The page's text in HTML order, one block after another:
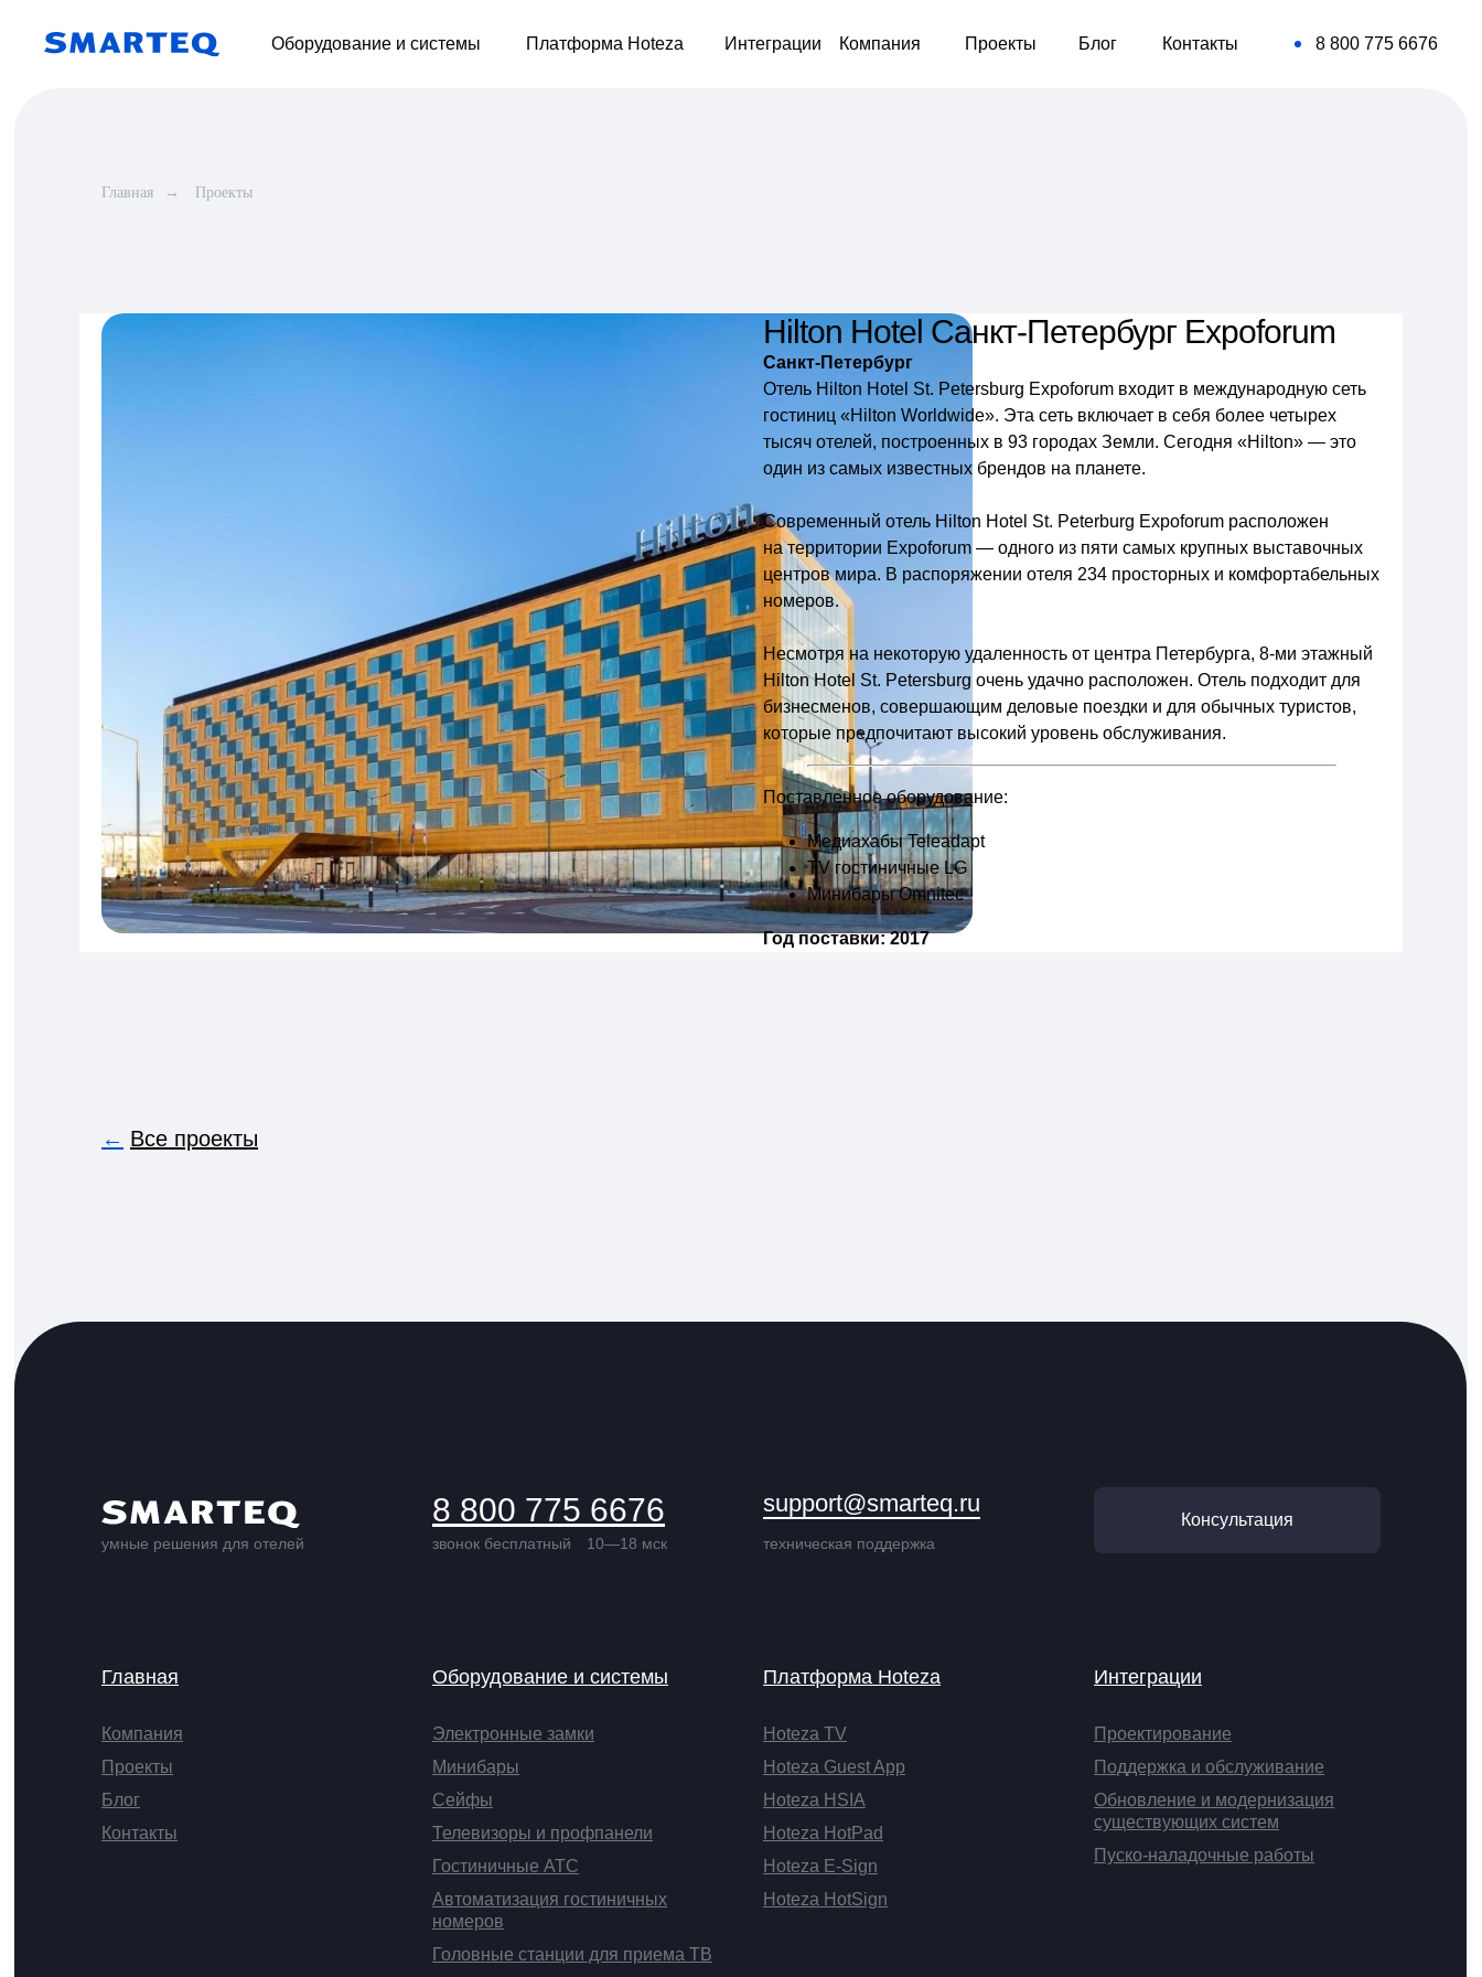
Оборудование и системы Платформа Hoteza Интеграции Контакты 8 800 775 6676
Блог
Проекты
Компания
Главная → Проекты
Hilton Hotel Санкт-Петербург Expoforum
Санкт-Петербург
Отель Hilton Hotel St. Petersburg Expoforum входит в международную сеть
гостиниц «Hilton Worldwide». Эта сеть включает в себя более четырех
тысяч отелей, построенных в 93 городах Земли. Сегодня «Hilton» — это
один из самых известных брендов на планете.
Современный отель Hilton Hotel St. Peterburg Expoforum расположен
на территории Expoforum — одного из пяти самых крупных выставочных
центров мира. В распоряжении отеля 234 просторных и комфортабельных
номеров.
Несмотря на некоторую удаленность от центра Петербурга, 8-ми этажный
Hilton Hotel St. Petersburg очень удачно расположен. Отель подходит для
бизнесменов, совершающим деловые поездки и для обычных туристов,
которые предпочитают высокий уровень обслуживания.
Поставленное оборудование:
Медиахабы Teleadapt
TV гостиничные LG
Минибары Omnitec
Год поставки: 2017
← Все проекты
умные решения для отелей
Главная
Компания
Проекты
Блог
Контакты
Оборудование и системы
Электронные замки
Минибары
Сейфы
Телевизоры и профпанели
Гостиничные АТС
Головные станции для приема ТВ
Платформа Hoteza
Hoteza TV
Hoteza Guest App
Hoteza HSIA
Hoteza HotPad
Hoteza E-Sign
Hoteza HotSign
Интеграции
Проектирование
Поддержка и обслуживание
Обновление и модернизация
существующих систем
8 800 775 6676
звонок бесплатный 10—18 мск
support@smarteq.ru
техническая поддержка
Консультация
Автоматизация гостиничных
номеров
Пуско-наладочные работы